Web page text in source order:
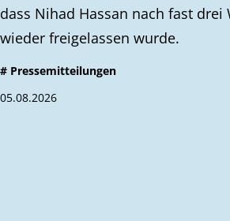
dass Nihad Hassan nach fast drei
wieder freigelassen wurde.
# Pressemitteilungen
05.08.2026